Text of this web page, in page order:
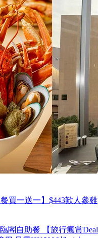
買一送一】$443歎人參雞
閣自助餐 【旅行瘋賞Deal